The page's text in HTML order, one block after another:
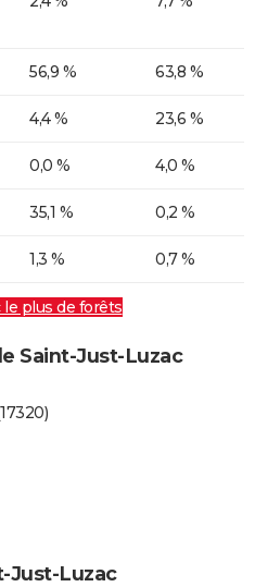
56,9 % 63,8 %
4,4 % 23,6 %
0,0 % 4,0 %
35,1 % 0,2 %
1,3 % 0,7 %
le plus de forêts
Saint-Just-Luzac
Just-Luzac